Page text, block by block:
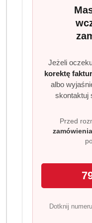
owocowej nuty są
cudownie
młodych i starszych.
Pomiń karuzelę
Produkty
Polecane
Realizacja: Strona,
Jeżeli
korektę
albo
skontaktuj
Przed
Dotknij